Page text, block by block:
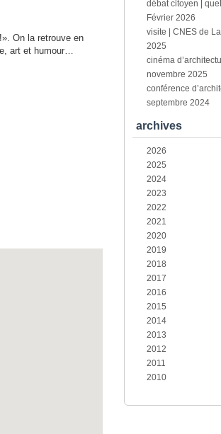
On la retrouve en
art et humour…
débat citoyen |
Février 2026
visite | CNES de
2025
cinéma
novembre 2025
conférence
septembre 2024
archives
2026
2025
2024
2023
2022
2021
2020
2019
2018
2017
2016
2015
2014
2013
2012
2011
2010